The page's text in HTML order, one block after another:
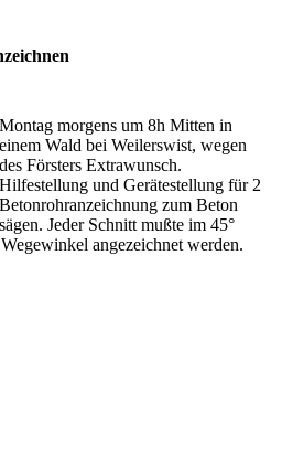
Montag morgens um 8h Mitten in
einem Wald bei Weilerswist, wegen
des Försters Extrawunsch.
Hilfestellung und Gerätestellung für 2
Betonrohranzeichnung zum Beton
sägen. Jeder Schnitt mußte im 45°
angezeichnet werden.